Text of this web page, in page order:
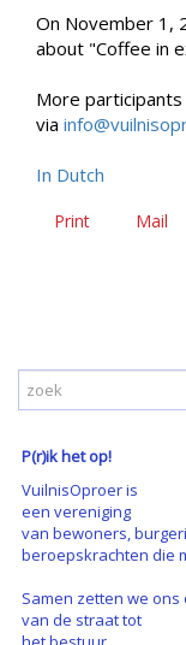
On November 1,
about "Coffee in
More
via
In Dutch
Print Mail
P(r)ik het op!
VuilnisOproer is
een vereniging
van bewoners,
beroepskrachten die
Samen zetten we
van de straat tot